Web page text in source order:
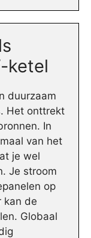
ketel
duurzaam
Het onttrekt
In
van het
je wel
Je stroom
op
kan de
Globaal